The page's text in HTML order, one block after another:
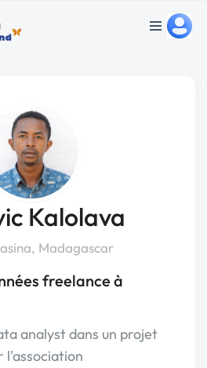
Kalolava
Madagascar
freelance à
analyst dans un projet
l'association